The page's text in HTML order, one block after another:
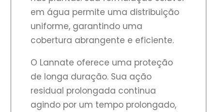
em água permite uma distribuição
uniforme, garantindo uma
cobertura abrangente e eficiente.
O Lannate oferece uma proteção
de longa duração. Sua ação
residual prolongada continua
agindo por um tempo prolongado,